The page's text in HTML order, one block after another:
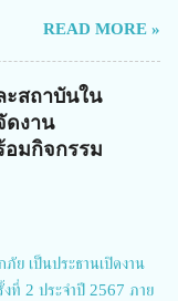
ตาก ประธานคณะอนุกร
ธาวุธ โพธา ผู้อำนวย
รณ์ เสาร์เรือน ผู้อำนวย
ผู้อำนวยการวิทยาลัย
ำนวยการวิทยาลัย
ผู้อำนวยการวิทยาลัย
ตาก นายจักรภพ กล่าว
ญ่พิเศษ มีความเป็นมาที่
งการควา...
READ MORE »
สถาบันใน
ดงาน
อมกิจกรรม
ย เป็นประธานเปิดงาน
งที่ 2 ประจำปี 2567 ภาย